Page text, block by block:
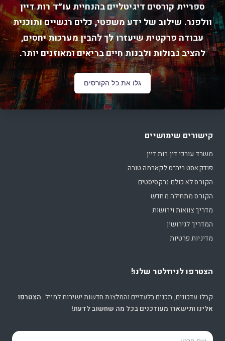
ספריית קורסים דיגיטליים בהנחיית עו״ד רות דיין
וולפנר. שילוב של ידע משפטי, כלים רגשיים ותוכנית
עבודה פרקטית שיעזרו לך להבין מערכות יחסים,
להציב גבולות ולבנות חיים בריאים ומאוזנים יותר.
גלו את כל הקורסים
קישורים שימושיים
משרד עורכי דין רות דיין
פודקאסט ביה״ס לקארמה טובה
הקורס לא כולם נרקסיסטים
הקורס מתחילה מחדש
מדריך צוואות וירושות
המדריך לגירושין
מדיניות פרטיות
הצטרפו לניוזלטר שלנו!
קבלו עדכונים, תכנים בלעדיים והמלצות חדשות ישירות למייל. הצטרפו
אלינו ותישארו מעודכנים בכל מה שחשוב לדעת!